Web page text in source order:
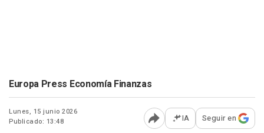
Europa Press Economía Finanzas
Lunes, 15 junio 2026
Publicado: 13:48
Abrir opciones para
IA Seguir en